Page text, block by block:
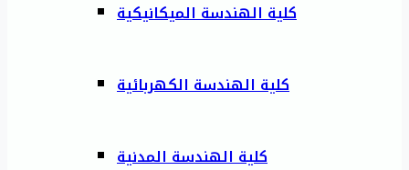
كلية الهندسة الميكانيكية
كلية الهندسة الكهربائية
كلية الهندسة المدنية